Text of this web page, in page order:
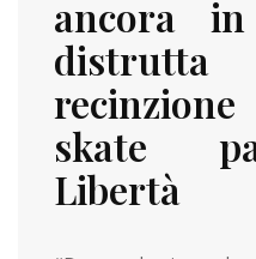
ancora
skate
Libertà